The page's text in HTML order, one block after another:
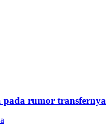
pada rumor transfernya